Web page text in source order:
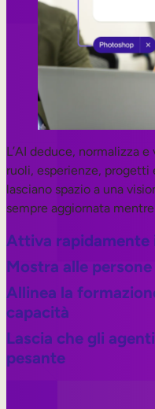
L’AI deduce, normalizza
ruoli, esperienze,
lasciano spazio a una
sempre aggiornata
Attiva
Mostra alle
Allinea la
capacità
Lascia che gli
pesante